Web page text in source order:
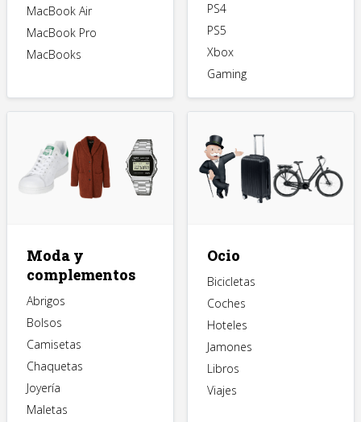
MacBook Air
MacBook Pro
MacBooks
PS4
PS5
Xbox
Gaming
Moda y
complementos
Abrigos
Bolsos
Camisetas
Chaquetas
Joyería
Maletas
Ocio
Bicicletas
Coches
Hoteles
Jamones
Libros
Viajes